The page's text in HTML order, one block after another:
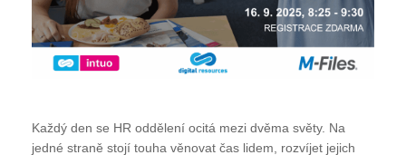
Každý den se HR oddělení ocitá mezi dvěma světy. Na
jedné straně stojí touha věnovat čas lidem, rozvíjet jejich